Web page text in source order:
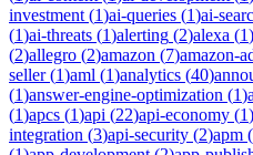
investment (1)ai-queries (1)ai-
(1)ai-threats (1)alerting (2)alexa (1)
(2)allegro (2)amazon (7)amazon-
seller(1)aml (1)analytics (40)
(1)answer-engine-optimization (1)
(1)apcs (1)api (22)api-economy (1)
integration (3)api-security (2)apm (